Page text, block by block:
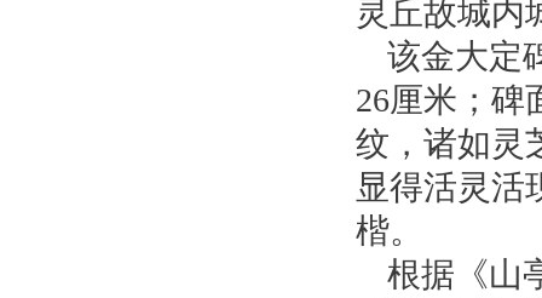
灵丘故城内
该金大定
26厘米；碑
纹，诸如灵
显得活灵活
楷。
根据《山